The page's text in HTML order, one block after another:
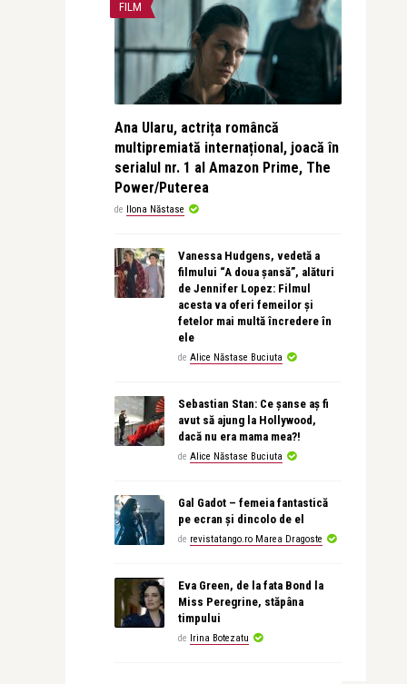
FILM
Ana Ularu, actrița româncă
multipremiată internațional, joacă în
serialul nr. 1 al Amazon Prime, The
Power/Puterea
de Ilona Năstase
Vanessa Hudgens, vedetă a
filmului “A doua șansă”, alături
de Jennifer Lopez: Filmul
acesta va oferi femeilor și
fetelor mai multă încredere în
ele
de Alice Năstase Buciuta
Sebastian Stan: Ce șanse aș fi
avut să ajung la Hollywood,
dacă nu era mama mea?!
de Alice Năstase Buciuta
Gal Gadot – femeia fantastică
pe ecran și dincolo de el
de revistatango.ro Marea Dragoste
Eva Green, de la fata Bond la
Miss Peregrine, stăpâna
timpului
de Irina Botezatu